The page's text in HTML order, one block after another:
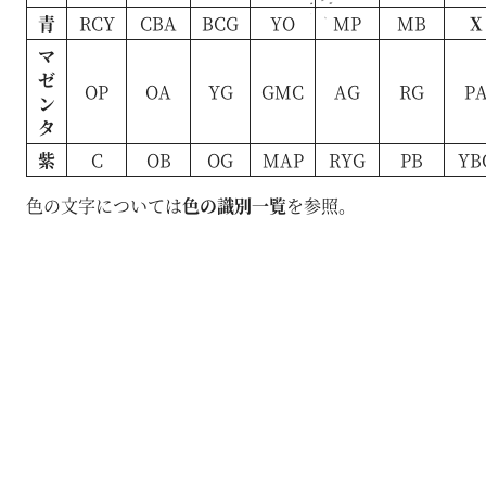
青
RCY CBA BCG YO MP MB
X
マ
ゼ
ン
タ
OP OA YG GMC AG RG
紫 C OB OG MAP RYG PB
色の文字については色の識別一覧を参照。